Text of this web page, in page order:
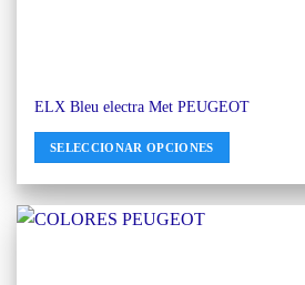
ELX Bleu electra Met PEUGEOT
SELECCIONAR OPCIONES